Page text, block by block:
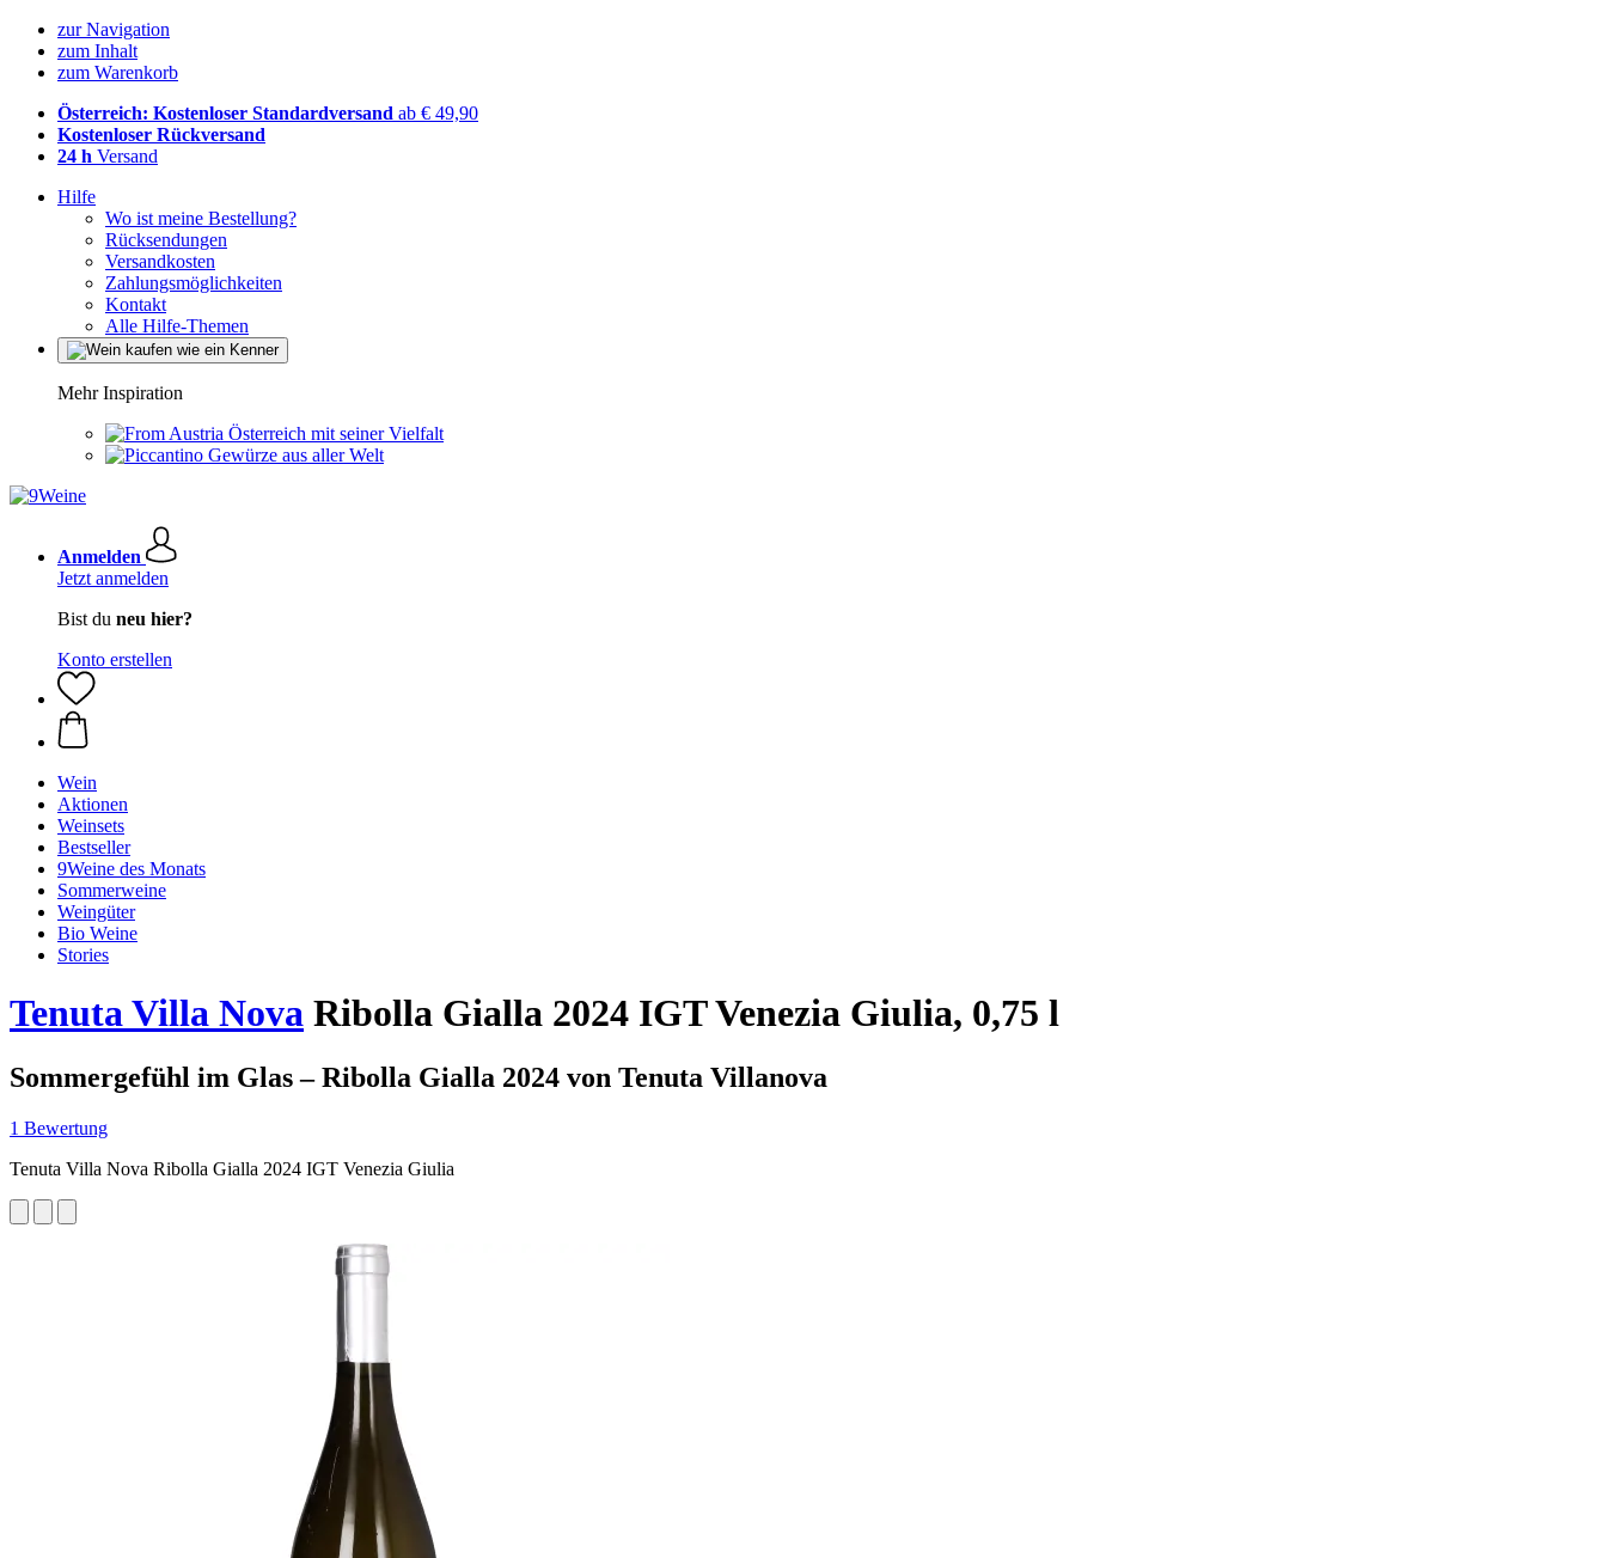
zur Navigation
zum Inhalt
zum Warenkorb
Österreich: Kostenloser Standardversand ab € 49,90
Kostenloser Rückversand
24 h Versand
Hilfe
Wo ist meine Bestellung?
Rücksendungen
Versandkosten
Zahlungsmöglichkeiten
Kontakt
Alle Hilfe-Themen
Mehr Inspiration
Österreich mit seiner Vielfalt
Gewürze aus aller Welt
Anmelden
Jetzt anmelden
Bist du neu hier?
Konto erstellen
Wein
Aktionen
Weinsets
Bestseller
9Weine des Monats
Sommerweine
Weingüter
Bio Weine
Stories
Tenuta Villa Nova Ribolla Gialla 2024 IGT Venezia Giulia, 0,75 l
Sommergefühl im Glas – Ribolla Gialla 2024 von Tenuta Villanova
1 Bewertung
Tenuta Villa Nova Ribolla Gialla 2024 IGT Venezia Giulia